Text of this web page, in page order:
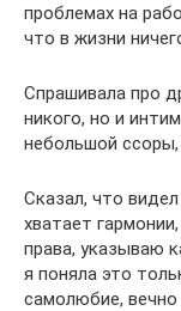
проблемах на
что в жизни
Спрашивала про
никого, но и
небольшой
Сказал, что
хватает
права, указываю
я поняла это
самолюбие, вечно